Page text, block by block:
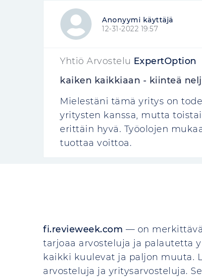
Anonyymi käyttäjä
12-31-2022 19:57
Yhtiö Arvostelu ExpertOption
kaiken kaikkiaan - kiinteä
Mielestäni tämä yritys on
yritysten kanssa, mutta
erittäin hyvä. Työolojen
tuottaa voittoa.
fi.revieweek.com — on
tarjoaa arvosteluja ja palautetta
kaikki kuulevat ja paljon muuta.
arvosteluja ja yritysarvosteluja.